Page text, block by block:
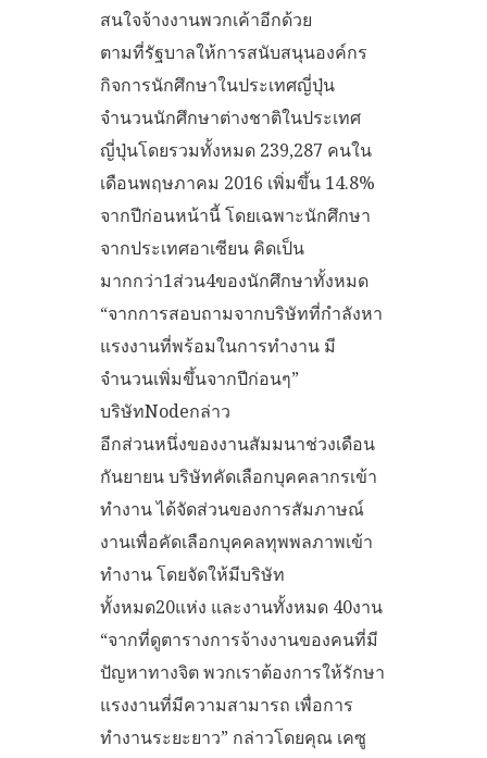
สนใจจ้างงานพวกเค้าอีกด้วย
ตามที่รัฐบาลให้การสนับสนุนองค์กร
กิจการนักศึกษาในประเทศญี่ปุ่น
จำนวนนักศึกษาต่างชาติในประเทศ
ญี่ปุ่นโดยรวมทั้งหมด 239,287 คนใน
เดือนพฤษภาคม 2016 เพิ่มขึ้น 14.8%
จากปีก่อนหน้านี้ โดยเฉพาะนักศึกษา
จากประเทศอาเซียน คิดเป็น
มากกว่า1ส่วน4ของนักศึกษาทั้งหมด
“จากการสอบถามจากบริษัทที่กำลังหา
แรงงานที่พร้อมในการทำงาน มี
จำนวนเพิ่มขึ้นจากปีก่อนๆ”
บริษัทNodeกล่าว
อีกส่วนหนึ่งของงานสัมมนาช่วงเดือน
กันยายน บริษัทคัดเลือกบุคคลากรเข้า
ทำงาน ได้จัดส่วนของการสัมภาษณ์
งานเพื่อคัดเลือกบุคคลทุพพลภาพเข้า
ทำงาน โดยจัดให้มีบริษัท
ทั้งหมด20แห่ง และงานทั้งหมด 40งาน
“จากที่ดูตารางการจ้างงานของคนที่มี
ปัญหาทางจิต พวกเราต้องการให้รักษา
แรงงานที่มีความสามารถ เพื่อการ
ทำงานระยะยาว” กล่าวโดยคุณ เคซู